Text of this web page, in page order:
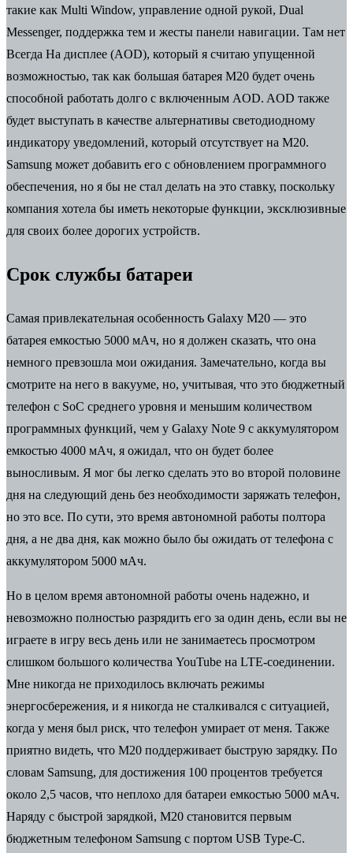
такие как Multi Window, управление одной рукой, Dual
Messenger, поддержка тем и жесты панели навигации. Там нет
Всегда На дисплее (AOD), который я считаю упущенной
возможностью, так как большая батарея M20 будет очень
способной работать долго с включенным AOD. AOD также
будет выступать в качестве альтернативы светодиодному
индикатору уведомлений, который отсутствует на M20.
Samsung может добавить его с обновлением программного
обеспечения, но я бы не стал делать на это ставку, поскольку
компания хотела бы иметь некоторые функции, эксклюзивные
для своих более дорогих устройств.
Срок службы батареи
Самая привлекательная особенность Galaxy M20 — это
батарея емкостью 5000 мАч, но я должен сказать, что она
немного превзошла мои ожидания. Замечательно, когда вы
смотрите на него в вакууме, но, учитывая, что это бюджетный
телефон с SoC среднего уровня и меньшим количеством
программных функций, чем у Galaxy Note 9 с аккумулятором
емкостью 4000 мАч, я ожидал, что он будет более
выносливым. Я мог бы легко сделать это во второй половине
дня на следующий день без необходимости заряжать телефон,
но это все. По сути, это время автономной работы полтора
дня, а не два дня, как можно было бы ожидать от телефона с
аккумулятором 5000 мАч.
Но в целом время автономной работы очень надежно, и
невозможно полностью разрядить его за один день, если вы не
играете в игру весь день или не занимаетесь просмотром
слишком большого количества YouTube на LTE-соединении.
Мне никогда не приходилось включать режимы
энергосбережения, и я никогда не сталкивался с ситуацией,
когда у меня был риск, что телефон умирает от меня. Также
приятно видеть, что M20 поддерживает быструю зарядку. По
словам Samsung, для достижения 100 процентов требуется
около 2,5 часов, что неплохо для батареи емкостью 5000 мАч.
Наряду с быстрой зарядкой, M20 становится первым
бюджетным телефоном Samsung с портом USB Type-C.